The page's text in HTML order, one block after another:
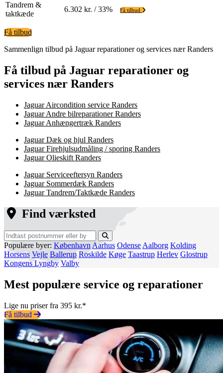
Tandrem &
taktkæde
6.302 kr. / 33% Få tilbud
Få tilbud
Sammenlign tilbud på Jaguar reparationer og services nær Randers
Få tilbud på Jaguar reparationer og
services nær Randers
Jaguar Aircondition service Randers
Jaguar Andre bilreparationer Randers
Jaguar Anhængertræk Randers
Jaguar Dæk og hjul Randers
Jaguar Firehjulsudmåling / sporing Randers
Jaguar Olieskift Randers
Jaguar Serviceeftersyn Randers
Jaguar Sommerdæk Randers
Jaguar Tandrem/Taktkæde Randers
Find værksted
Populære byer: København Aarhus Odense Aalborg Kolding
Horsens Vejle Ballerup Roskilde Køge Taastrup Herlev Glostrup
Kongens Lyngby Valby
Mest populære service og reparationer
Lige nu priser fra 395 kr.*
Få tilbud